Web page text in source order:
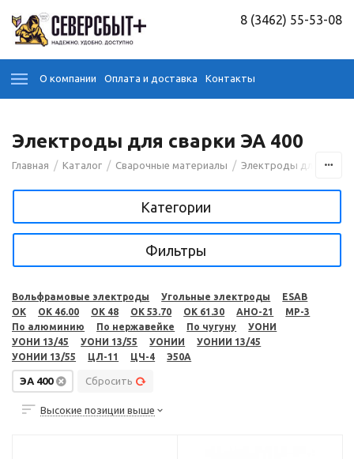
8 (3462) 55-53-08
О компании Оплата и доставка Контакты
Электроды для сварки ЭА 400
Главная / Каталог / Сварочные материалы / Электроды для сварки
Категории
Фильтры
Вольфрамовые электроды Угольные электроды
ESAB
OK
OK 46.00 OK 48 OK 53.70 OK 61.30 АНО-21
МР-3
По алюминию
По нержавейке По чугуну
УОНИ
УОНИ 13/45
УОНИ 13/55 УОНИИ
УОНИИ 13/45
УОНИИ 13/55
ЦЛ-11 ЦЧ-4 Э50А
ЭА 400 Сбросить
Высокие позиции выше